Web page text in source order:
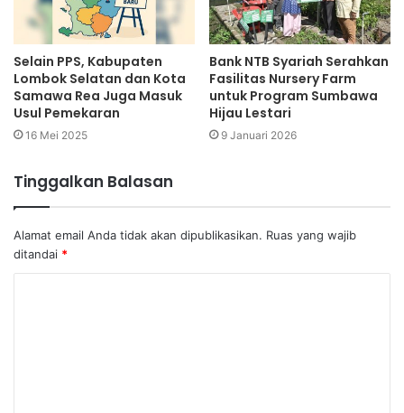
Selain PPS, Kabupaten
Lombok Selatan dan Kota
Samawa Rea Juga Masuk
Usul Pemekaran
16 Mei 2025
Bank NTB Syariah Serahkan
Fasilitas Nursery Farm
untuk Program Sumbawa
Hijau Lestari
9 Januari 2026
Tinggalkan Balasan
Alamat email Anda tidak akan dipublikasikan. Ruas yang wajib
ditandai *